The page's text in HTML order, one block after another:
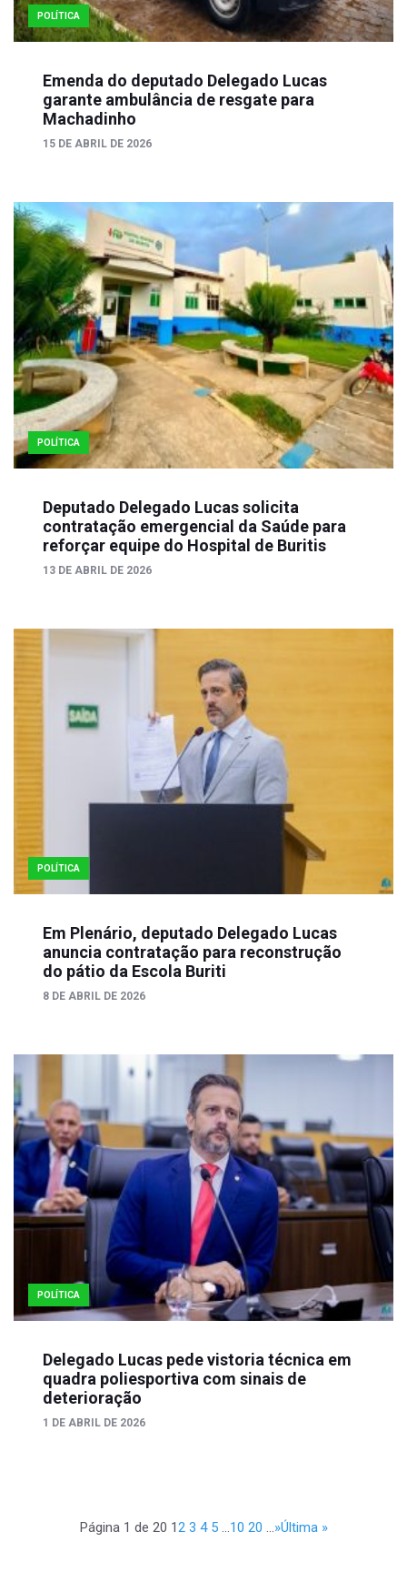
POLÍTICA
Emenda do deputado Delegado Lucas
garante ambulância de resgate para
Machadinho
15 DE ABRIL DE 2026
POLÍTICA
Deputado Delegado Lucas solicita
contratação emergencial da Saúde para
reforçar equipe do Hospital de Buritis
13 DE ABRIL DE 2026
POLÍTICA
Em Plenário, deputado Delegado Lucas
anuncia contratação para reconstrução
do pátio da Escola Buriti
8 DE ABRIL DE 2026
POLÍTICA
Delegado Lucas pede vistoria técnica em
quadra poliesportiva com sinais de
deterioração
1 DE ABRIL DE 2026
Página 1 de 20 12 3 4 5 ...10 20 ...»Última »